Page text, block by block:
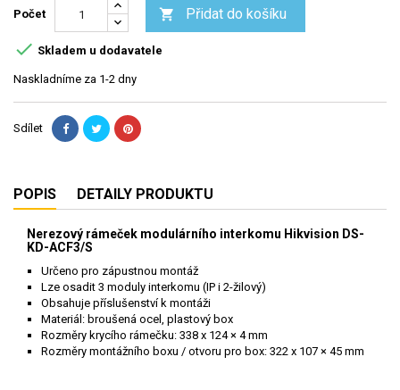
Počet  Přidat do košíku
 Skladem u dodavatele
Naskladníme za 1-2 dny
Sdílet
POPIS DETAILY PRODUKTU
Nerezový rámeček modulárního interkomu Hikvision DS-
KD-ACF3/S
Určeno pro zápustnou montáž
Lze osadit 3 moduly interkomu (IP i 2-žilový)
Obsahuje příslušenství k montáži
Materiál: broušená ocel, plastový box
Rozměry krycího rámečku: 338 x 124 × 4 mm
Rozměry montážního boxu / otvoru pro box: 322 x 107 × 45 mm